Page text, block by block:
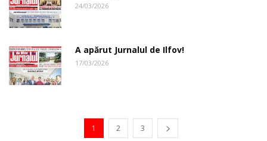
24/03/2026
A apărut Jurnalul de Ilfov!
17/03/2026
1 2 3